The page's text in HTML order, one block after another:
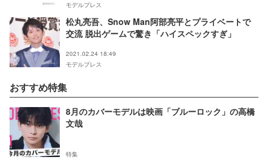
モデルプレス
松丸亮吾、Snow Man阿部亮平とプライベートで
交流 脱出ゲームで驚き「ハイスペックすぎ」
2021.02.24 18:49
モデルプレス
おすすめ特集
8月のカバーモデルは映画「ブルーロック」の高橋
文哉
特集